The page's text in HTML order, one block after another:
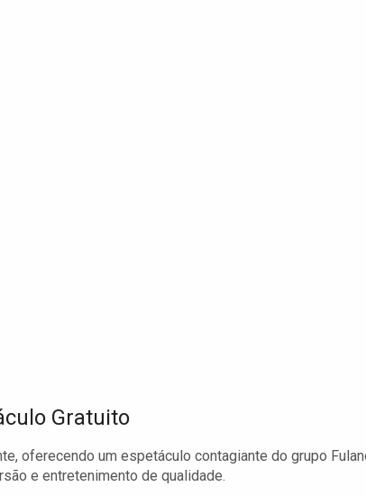
Gratuito
oferecendo um espetáculo contagiante do grupo
e entretenimento de qualidade.